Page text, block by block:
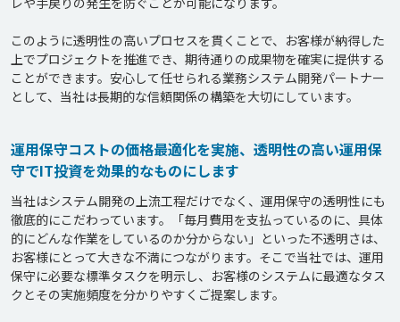
このように透明性の高いプロセスを貫くことで、お客様が納得した
上でプロジェクトを推進でき、期待通りの成果物を確実に提供する
ことができます。安心して任せられる業務システム開発パートナー
運用保守コストの価格最適化を実施、透明性の高い運用保
守でIT投資を効果的なものにします
当社はシステム開発の上流工程だけでなく、運用保守の透明性にも
徹底的にこだわっています。「毎月費用を支払っているのに、具体
的にどんな作業をしているのか分からない」といった不透明さは、
お客様にとって大きな不満につながります。そこで当社では、運用
保守に必要な標準タスクを明示し、お客様のシステムに最適なタス
クとその実施頻度を分かりやすくご提案します。